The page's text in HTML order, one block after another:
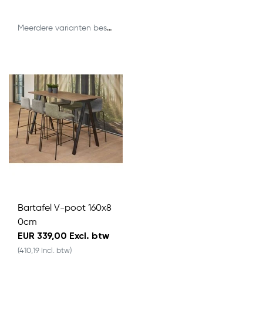
Meerdere varianten beschikbaar
Bartafel V-poot 160x8
0cm
EUR 339,00 Excl. btw
(410,19 Incl. btw)